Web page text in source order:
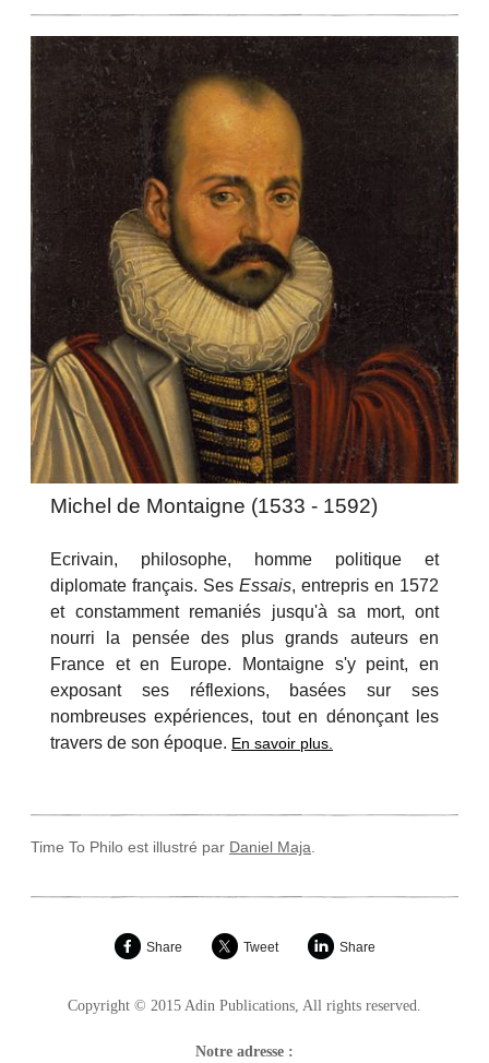
Michel de Montaigne (1533 - 1592)
Ecrivain, philosophe, homme politique et
diplomate français. Ses Essais, entrepris en 1572
et constamment remaniés jusqu'à sa mort, ont
nourri la pensée des plus grands auteurs en
France et en Europe. Montaigne s'y peint, en
exposant ses réflexions, basées sur ses
nombreuses expériences, tout en dénonçant les
travers de son époque. En savoir plus.
Time To Philo est illustré par Daniel Maja
Share Tweet Share
Copyright © 2015 Adin Publications, All rights reserved.
Notre adresse :